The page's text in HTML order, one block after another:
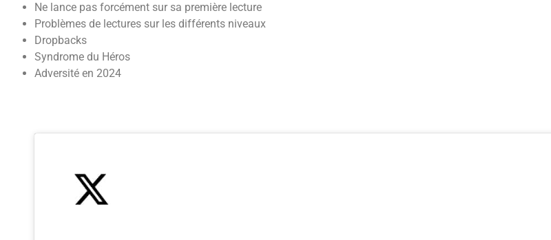
Ne lance pas forcément sur sa première lecture
Problèmes de lectures sur les différents niveaux
Dropbacks
Syndrome du Héros
Adversité en 2024